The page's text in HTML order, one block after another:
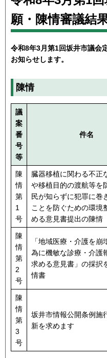
願・陳情審議結
令和8年3月第1回坂井市議会
お知らせします。
陳情
議
案
番
号
等
件名
陳
情
第
1
号
臓器移植に関わる不正
や移植目的の渡航等を
民が知らずに犯罪に巻
ことを防ぐための環境
める意見書提出の陳情
陳
情
第
2
号
「地域医療・介護を崩
為に機敏な診療・介護
求める意見書」の採択
情書
陳
情
第
3
号
坂井市情報公開条例施
新を求めます